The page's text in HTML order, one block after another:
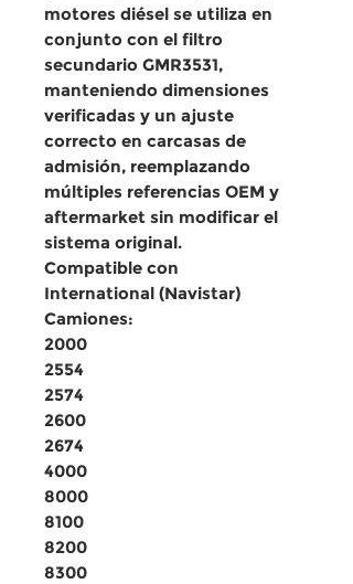
motores diésel se utiliza en
conjunto con el filtro
secundario GMR3531,
manteniendo dimensiones
verificadas y un ajuste
correcto en carcasas de
admisión, reemplazando
múltiples referencias OEM y
aftermarket sin modificar el
sistema original.
Compatible con
International (Navistar)
Camiones:
2000
2554
2574
2600
2674
4000
8000
8100
8200
8300